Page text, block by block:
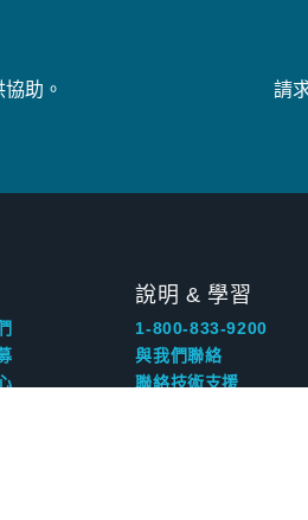
助。 請
說明 & 學習
1-800-833-9200
與我們聯絡
聯絡技術支援